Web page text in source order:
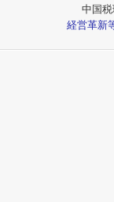
中国
経営革新